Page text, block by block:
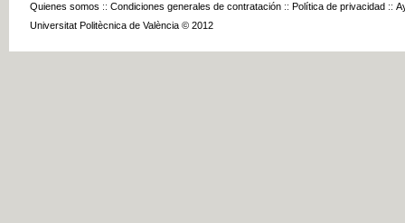
Quienes somos :: Condiciones generales de contratación :: Política de privacidad ::
Universitat Politècnica de València © 2012